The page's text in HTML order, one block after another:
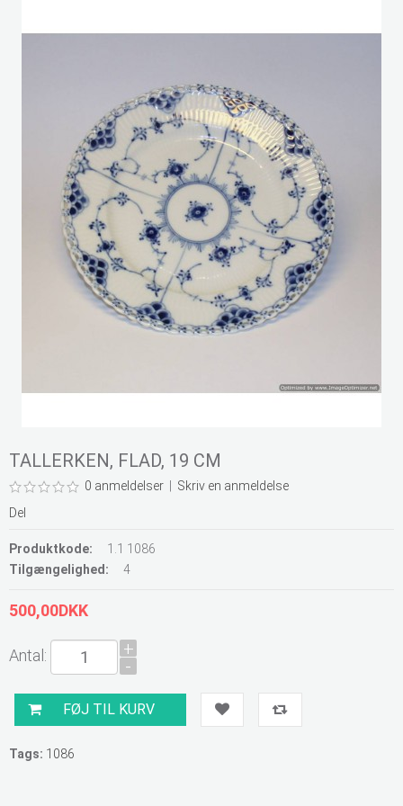
TALLERKEN, FLAD, 19 CM
0 anmeldelser
Skriv en anmeldelse
Del
Produktkode:
1.1 1086
Tilgængelighed:
4
500,00DKK
Antal: +
-
Tags: 1086